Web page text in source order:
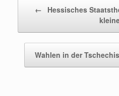
←
Hessisches
Wahlen in der